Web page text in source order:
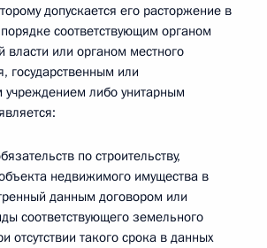
допускается его расторжение в
соответствующим органом
власти или органом местного
государственным или
либо унитарным
по строительству,
недвижимого имущества в
данным договором или
соответствующего земельного
отсутствии такого срока в данных